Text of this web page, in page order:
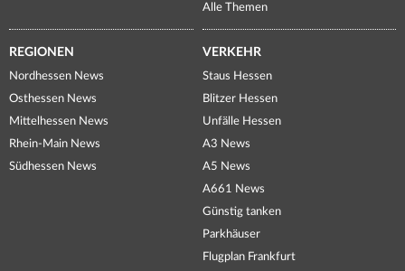
Alle Themen
REGIONEN
Nordhessen News
Osthessen News
Mittelhessen News
Rhein-Main News
Südhessen News
VERKEHR
Staus Hessen
Blitzer Hessen
Unfälle Hessen
A3 News
A5 News
A661 News
Günstig tanken
Parkhäuser
Flugplan Frankfurt